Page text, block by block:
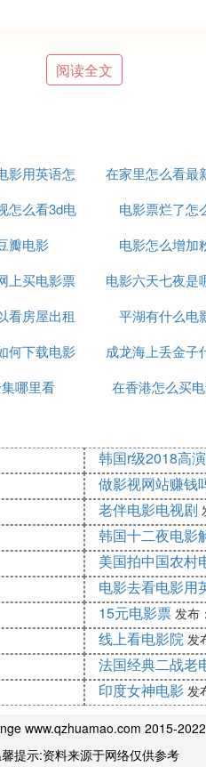
害，一辆开往湖南长沙的
冻灾害。在黑暗和冰雪笼
、武警和路政人员在日夜
上横落下来，大巴车因
他们被看林人覃叔发现
信息发给网友后电脑也
立即查清受困大巴的下
也诞下了婴儿，众人高
集团联合制作的一部电影
作，他曾编写过《唐山大
广州火车站滞留，这场
桦等演员主演。
系列的困境，包括晕倒、
秩序和保障旅客的安全。
阅读全文
影用英语怎
说
在家里怎么看最
电影
怎么看3d电
影
电影票烂了怎
瓣电影 电影怎么增加
上买电影票
电影六天七夜是
海
看房屋出租
影
平湖有什么电
何下载电影
成龙海上丢金子
影
哪里看 在香港怎么买
韩国r级2018高
做影视网站赚钱
老伴电影电视剧
韩国十二夜电影
美国拍中国农村
电影去看电影用
15元电影票 发布
线上看电影院 发
法国经典二战老
印度女神电影 发
www.qzhuamao.com 2015-2022
提示:资料来源于网络仅供参考